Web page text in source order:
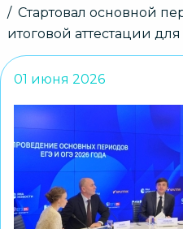
Стартовал основной
итоговой аттестации
01 июня 2026